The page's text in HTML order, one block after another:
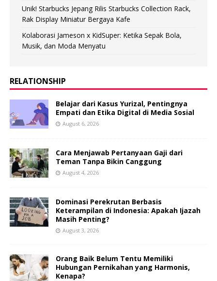
Unik! Starbucks Jepang Rilis Starbucks Collection Rack,
Rak Display Miniatur Bergaya Kafe
Kolaborasi Jameson x KidSuper: Ketika Sepak Bola,
Musik, dan Moda Menyatu
RELATIONSHIP
Belajar dari Kasus Yurizal, Pentingnya
Empati dan Etika Digital di Media Sosial
August 6, 2026
Cara Menjawab Pertanyaan Gaji dari
Teman Tanpa Bikin Canggung
August 4, 2026
Dominasi Perekrutan Berbasis
Keterampilan di Indonesia: Apakah Ijazah
Masih Penting?
August 3, 2026
Orang Baik Belum Tentu Memiliki
Hubungan Pernikahan yang Harmonis,
Kenapa?